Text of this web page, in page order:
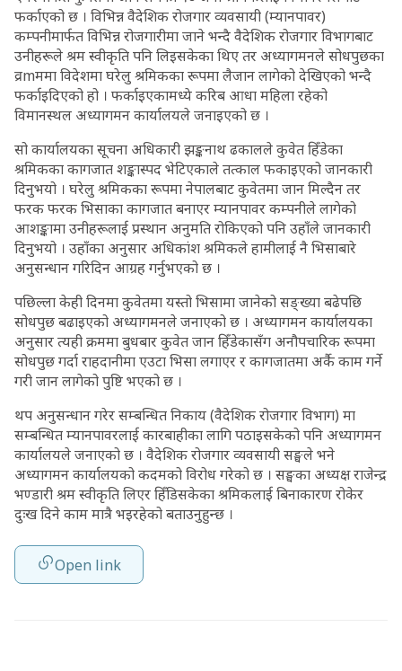
फर्काएको छ । विभिन्न वैदेशिक रोजगार व्यवसायी (म्यानपावर)
कम्पनीमार्फत विभिन्न रोजगारीमा जाने भन्दै वैदेशिक रोजगार विभागबाट
उनीहरूले श्रम स्वीकृति पनि लिइसकेका थिए तर अध्यागमनले सोधपुछका
व्रmममा विदेशमा घरेलु श्रमिकका रूपमा लैजान लागेको देखिएको भन्दै
फर्काइदिएको हो । फर्काइएकामध्ये करिब आधा महिला रहेको
विमानस्थल अध्यागमन कार्यालयले जनाइएको छ ।
सो कार्यालयका सूचना अधिकारी झङ्कनाथ ढकालले कुवेत हिँडेका
श्रमिकका कागजात शङ्कास्पद भेटिएकाले तत्काल फकाइएको जानकारी
दिनुभयो । घरेलु श्रमिकका रूपमा नेपालबाट कुवेतमा जान मिल्दैन तर
फरक फरक भिसाका कागजात बनाएर म्यानपावर कम्पनीले लागेको
आशङ्कामा उनीहरूलाई प्रस्थान अनुमति रोकिएको पनि उहाँले जानकारी
दिनुभयो । उहाँका अनुसार अधिकांश श्रमिकले हामीलाई नै भिसाबारे
अनुसन्धान गरिदिन आग्रह गर्नुभएको छ ।
पछिल्ला केही दिनमा कुवेतमा यस्तो भिसामा जानेको सङ्ख्या बढेपछि
सोधपुछ बढाइएको अध्यागमनले जनाएको छ । अध्यागमन कार्यालयका
अनुसार त्यही क्रममा बुधबार कुवेत जान हिँडेकासँग अनौपचारिक रूपमा
सोधपुछ गर्दा राहदानीमा एउटा भिसा लगाएर र कागजातमा अर्कै काम गर्ने
गरी जान लागेको पुष्टि भएको छ ।
थप अनुसन्धान गरेर सम्बन्धित निकाय (वैदेशिक रोजगार विभाग) मा
सम्बन्धित म्यानपावरलाई कारबाहीका लागि पठाइसकेको पनि अध्यागमन
कार्यालयले जनाएको छ । वैदेशिक रोजगार व्यवसायी सङ्घले भने
अध्यागमन कार्यालयको कदमको विरोध गरेको छ । सङ्घका अध्यक्ष राजेन्द्र
भण्डारी श्रम स्वीकृति लिएर हिँडिसकेका श्रमिकलाई बिनाकारण रोकेर
दुःख दिने काम मात्रै भइरहेको बताउनुहुन्छ ।
Open link